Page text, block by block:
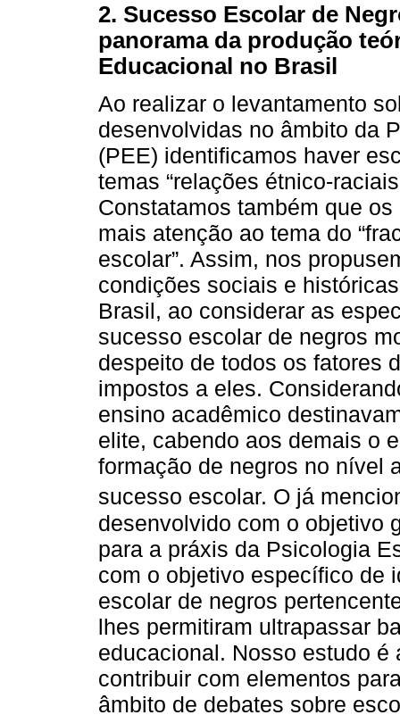
2. Sucesso Escolar de
panorama da produção
Educacional no Brasil
Ao realizar o levantamento
desenvolvidas no âmbito da
(PEE) identificamos haver
temas “relações étnico-
Constatamos também que
mais atenção ao tema do
escolar”. Assim, nos
condições sociais e
Brasil, ao considerar as
sucesso escolar de negros
despeito de todos os fatores
impostos a eles.
ensino acadêmico
elite, cabendo aos demais o
formação de negros no nível
sucesso escolar. O já
desenvolvido com o objetivo
para a práxis da Psicologia
com o objetivo específico de
escolar de negros
lhes permitiram ultrapassar
educacional. Nosso estudo
contribuir com elementos
âmbito de debates sobre